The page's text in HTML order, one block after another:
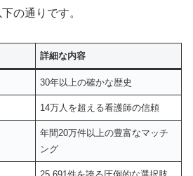
の通りです。
詳細な内容
30年以上の確かな歴史
14万人を超える看護師の信頼
年間20万件以上の豊富なマッチ
ング